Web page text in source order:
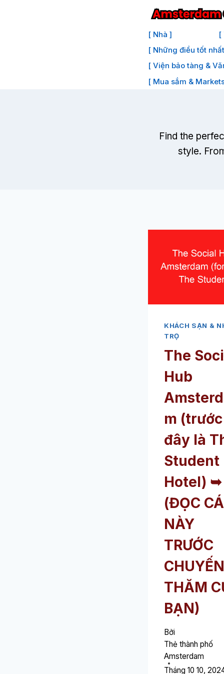
[ Nhà ] [
[ Những điều tốt
[ Viện bảo tàng &
[ Mua sắm &
Find the
style.
KHÁCH SẠN &
TRỌ
The
Hub
m (trước
đây là
Student
Hotel) ➥
(ĐỌC
NÀY
TRƯỚC
CHUYẾN
THĂM
BẠN)
Bởi
Thẻ thành phố
Amsterdam
Tháng 10 10,